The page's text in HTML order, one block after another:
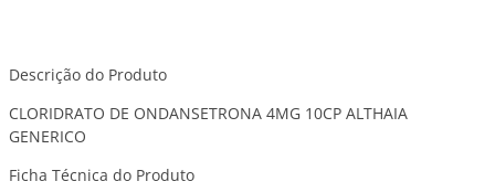
Descrição do Produto
CLORIDRATO DE ONDANSETRONA 4MG 10CP ALTHAIA
GENERICO
Ficha Técnica do Produto